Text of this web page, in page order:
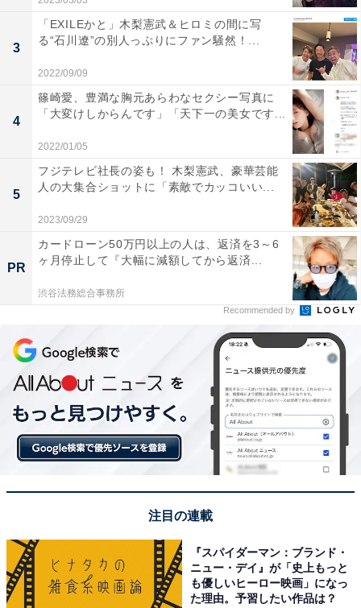
3
「EXILEかと」木梨憲武＆ヒロミの間に写
る“石川遼”の別人っぷりにファン騒然！...
2022/09/09
4
篠崎愛、豊満な胸元あらわなセクシー写真に
「大変けしからんです」「天下一の美女です...
2022/01/05
5
フジテレビ社長の姿も！ 木梨憲武、豪華芸能
人の大集合ショットに「素敵でカッコいい...
2023/09/29
PR
カードローン50万円以上の人は、返済を3～6
ヶ月停止して『大幅に減額してから返済...
渋谷法務総合事務所
Recommended by
注目の連載
『スパイダーマン：ブランド・
ニュー・デイ』が「史上もっと
も優しいヒーロー映画」になっ
た理由。予習したい作品は？